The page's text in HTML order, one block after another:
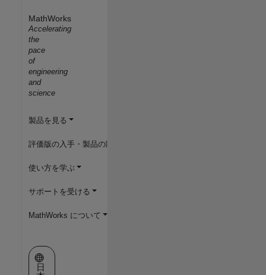
MathWorks
Accelerating
the
pace
of
engineering
and
science
製品を見る
評価版の入手・製品の購入
使い方を学ぶ
サポートを受ける
MathWorks について
Web サイトの選択
日